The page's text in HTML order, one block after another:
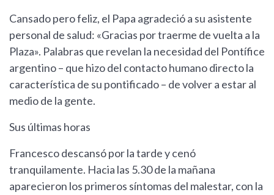
Cansado pero feliz, el Papa agradeció a su asistente
personal de salud: «Gracias por traerme de vuelta a la
Plaza». Palabras que revelan la necesidad del Pontífice
argentino – que hizo del contacto humano directo la
característica de su pontificado – de volver a estar al
medio de la gente.
Sus últimas horas
Francesco descansó por la tarde y cenó
tranquilamente. Hacia las 5.30 de la mañana
aparecieron los primeros síntomas del malestar, con la